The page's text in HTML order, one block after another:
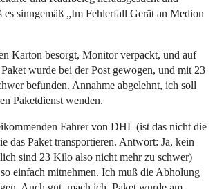
es sinngemäß „Im Fehlerfall Gerät an Medion
Karton besorgt, Monitor verpackt, und auf
wurde bei der Post gewogen, und mit 23
befunden. Annahme abgelehnt, ich soll
Paketdienst wenden.
Fahrer von DHL (ist das nicht die
das Paket transportieren. Antwort: Ja, kein
sind 23 Kilo also nicht mehr zu schwer)
einfach mitnehmen. Ich muß die Abholung